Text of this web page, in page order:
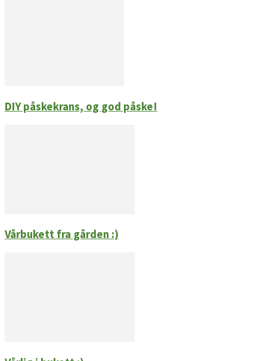
DIY påskekrans, og god påske!
Vårbukett fra gården :)